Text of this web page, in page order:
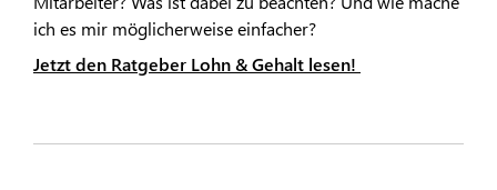
ich es mir möglicherweise einfacher?
Jetzt den Ratgeber Lohn & Gehalt lesen!